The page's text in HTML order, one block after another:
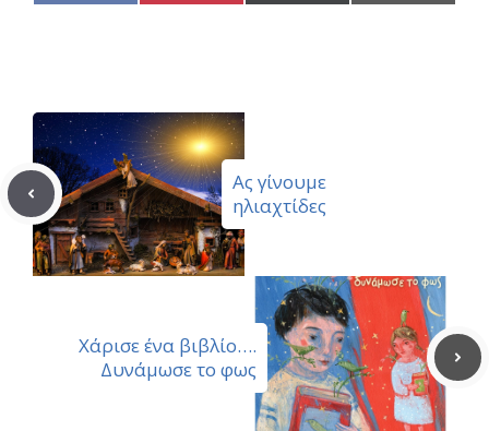
on on on on
Ας γίνουμε
ηλιαχτίδες
Χάρισε ένα βιβλίο….
Δυνάμωσε το φως